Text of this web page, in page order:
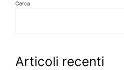
Cerca
Articoli recenti